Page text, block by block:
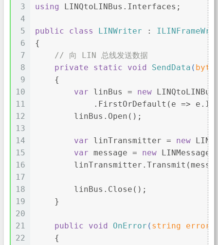
3
4
5
6
7
8
9
10
11
12
13
14
15
16
17
18
19
20
21
22
using
LINQtoLINBus.Interfaces;
public class LINWriter :
{
// 向 LIN 总线发送数据
private
static void SendData ( byte
{
var linBus = new
.FirstOrDefault(e => e.Id
linBus.Open();
var linTransmitter = new
var message = new
linBus.Close();
}
public void OnError ( string
{